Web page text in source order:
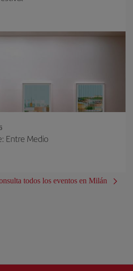
Entre Medio
todos los eventos en Milán